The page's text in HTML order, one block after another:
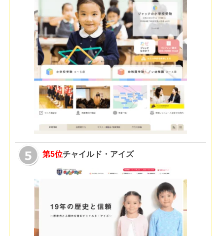
第5位チャイルド・アイズ